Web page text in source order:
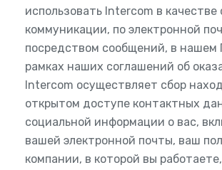
использовать Intercom в качестве
коммуникации, по электронной
посредством сообщений, в нашем
рамках наших соглашений об
Intercom осуществляет сбор
открытом доступе контактных
социальной информации о вас,
вашей электронной почты, ваш
компании, в которой вы